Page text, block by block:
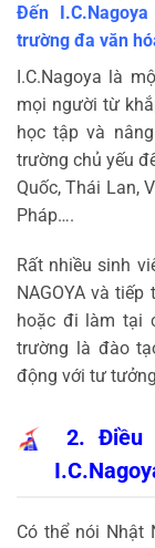
Đến
trường đa văn
I.C.Nagoya là
mọi người từ
học tập và
trường chủ yếu
Quốc, Thái Lan,
Pháp….
Rất nhiều sinh
NAGOYA và
hoặc đi làm tại
trường là đào
động với tư
2. Điều
Có thể nói Nhật